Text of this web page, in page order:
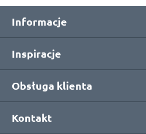
Informacje
Inspiracje
Obsługa klienta
Kontakt